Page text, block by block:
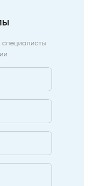
специалисты